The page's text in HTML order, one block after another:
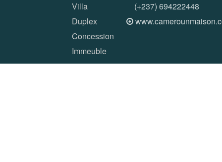
Villa
Duplex
Concession
Immeuble
(+237) 694222448